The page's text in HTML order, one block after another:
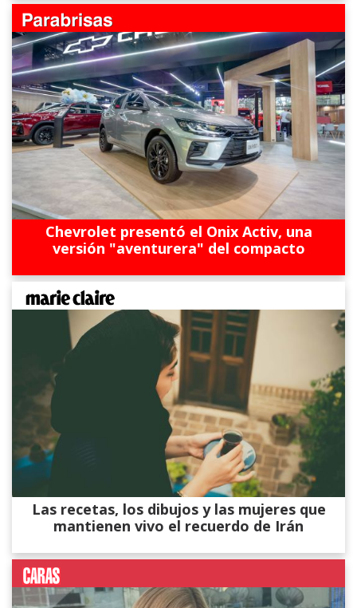
Chevrolet presentó el Onix Activ, una
versión "aventurera" del compacto
Las recetas, los dibujos y las mujeres que
mantienen vivo el recuerdo de Irán